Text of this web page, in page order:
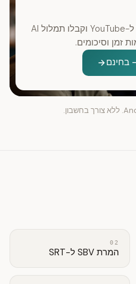
העלו אודיו או הדביקו קישור ל-YouTube וקבלו תמלול AI
זמן וסיכומים.
בחינם
02
המרת SBV ל-SRT